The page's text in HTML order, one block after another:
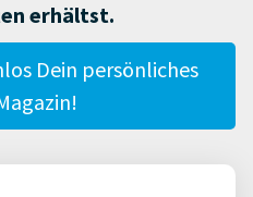
erhältst.
Dein persönliches